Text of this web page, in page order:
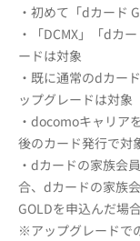
・初めて「dカード
・「DCMX」「dカ
ードは対象
・既に通常のdカー
ップグレードは対象
・docomoキャリア
後のカード発行で対
・dカードの家族会
合、dカードの家族
GOLDを申込んだ場
※アップグレードで